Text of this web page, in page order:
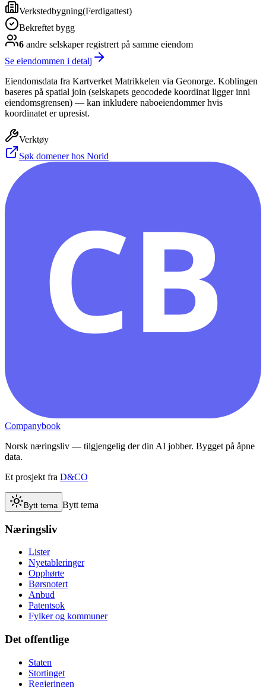
Verkstedbygning(Ferdigattest)
Bekreftet bygg
6 andre selskaperregistrert på samme eiendom
Se eiendommen i detalj
Eiendomsdata fra Kartverket Matrikkelen via Geonorge. Koblingen
baseres på spatial join (selskapets geocodede koordinat ligger inni
eiendomsgrensen) — kan inkludere naboeiendommer hvis
koordinatet er upresist.
Verktøy
Søk domener hos Norid
CB
Companybook
Norsk næringsliv — tilgjengelig der din AI jobber. Bygget på åpne
data.
Et prosjekt fra D&CO
Bytt tema Bytt tema
Næringsliv
Lister
Nyetableringer
Opphørte
Børsnotert
Anbud
Patentsok
Fylker og kommuner
Det offentlige
Staten
Stortinget
Regjeringen